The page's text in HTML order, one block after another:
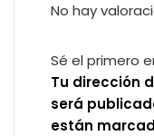
No hay
Sé el primero
Tu dirección
será
están